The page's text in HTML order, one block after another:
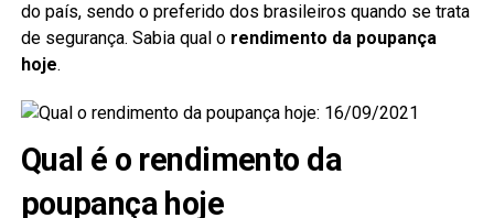
do país, sendo o preferido dos brasileiros quando se trata
de segurança. Sabia qual o rendimento da poupança
hoje.
Qual é o rendimento da
poupança hoje